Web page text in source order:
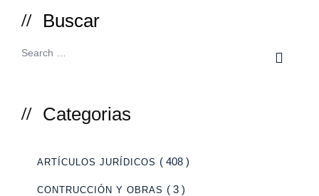
Buscar
Categorias
ARTÍCULOS JURÍDICOS ( 408 )
CONTRUCCIÓN Y OBRAS ( 3 )